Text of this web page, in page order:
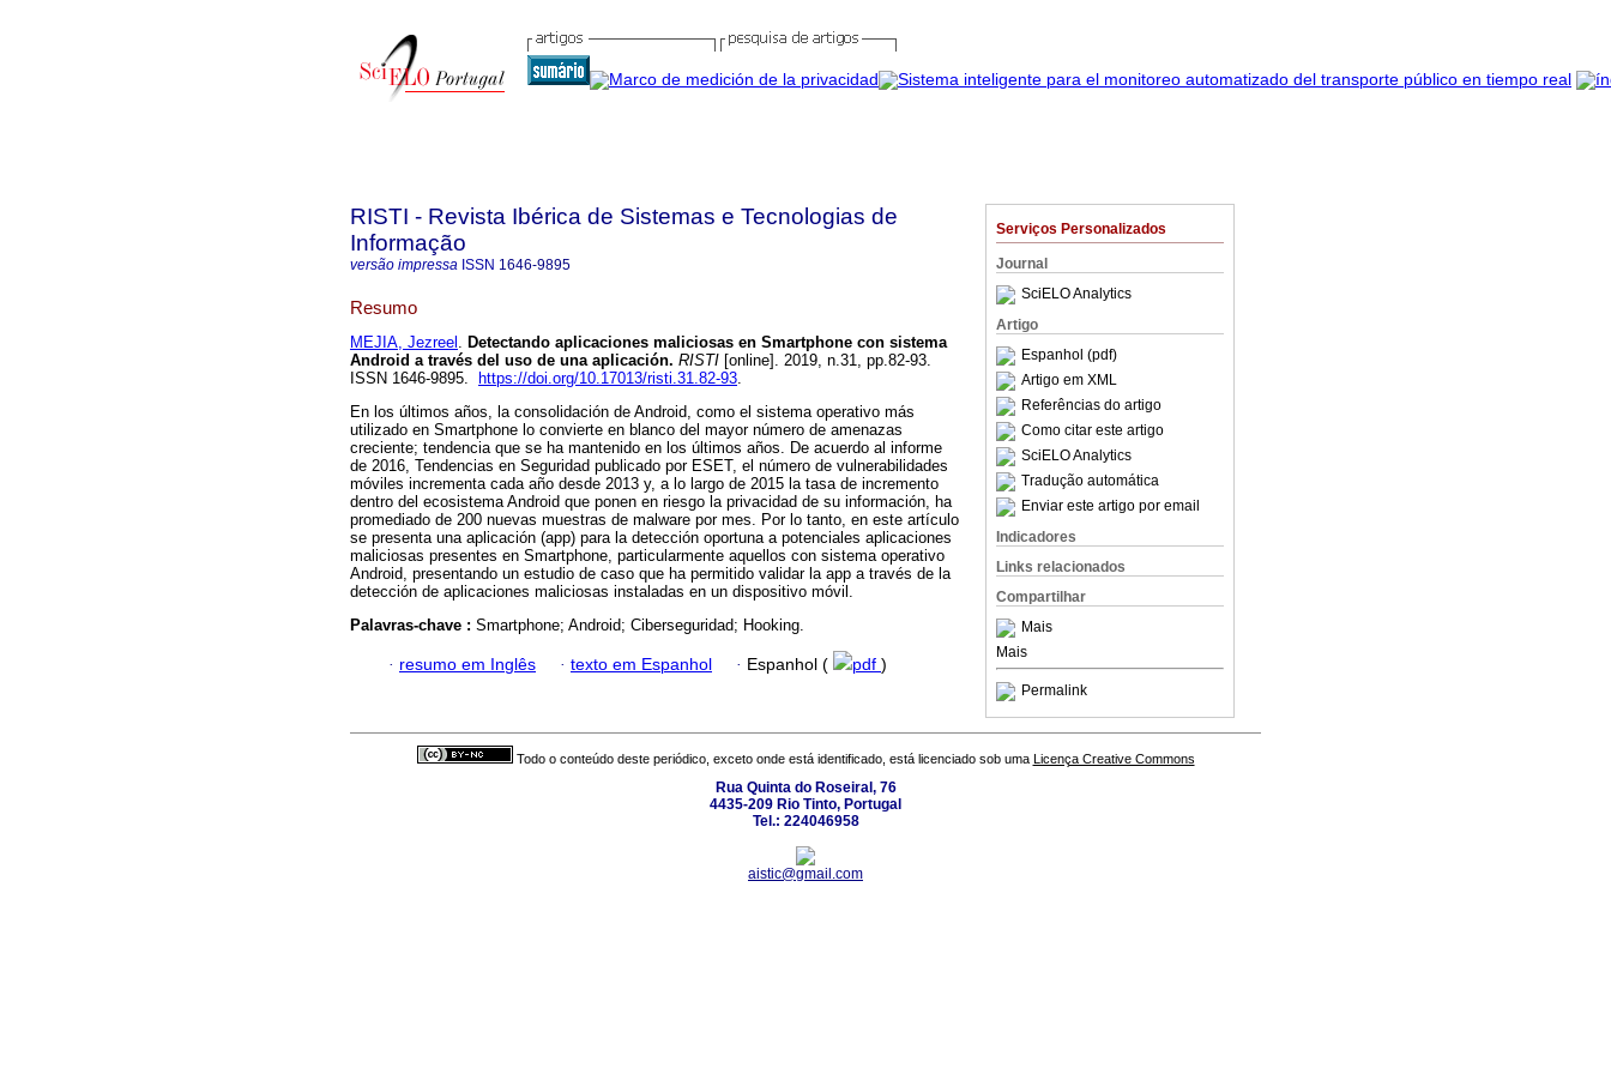
Serviços Personalizados
Journal
SciELO Analytics
Artigo
Espanhol (pdf)
Artigo em XML
Referências do artigo
Como citar este artigo
SciELO Analytics
Tradução automática
Enviar este artigo por email
Indicadores
Links relacionados
Compartilhar
Mais
Mais
Permalink
RISTI - Revista Ibérica de Sistemas e Tecnologias de
Informação
versão impressa ISSN 1646-9895
Resumo
MEJIA, Jezreel . Detectando aplicaciones maliciosas en Smartphone con sistema
Android a través del uso de una aplicación. RISTI [online]. 2019, n.31, pp.82-93.
ISSN 1646-9895.
https://doi.org/10.17013/risti.31.82-93.
En los últimos años, la consolidación de Android, como el sistema operativo más
utilizado en Smartphone lo convierte en blanco del mayor número de amenazas
creciente; tendencia que se ha mantenido en los últimos años. De acuerdo al informe
de 2016, Tendencias en Seguridad publicado por ESET, el número de vulnerabilidades
móviles incrementa cada año desde 2013 y, a lo largo de 2015 la tasa de incremento
dentro del ecosistema Android que ponen en riesgo la privacidad de su información, ha
promediado de 200 nuevas muestras de malware por mes. Por lo tanto, en este artículo
se presenta una aplicación (app) para la detección oportuna a potenciales aplicaciones
maliciosas presentes en Smartphone, particularmente aquellos con sistema operativo
Android, presentando un estudio de caso que ha permitido validar la app a través de la
detección de aplicaciones maliciosas instaladas en un dispositivo móvil.
Palavras-chave : Smartphone; Android; Ciberseguridad; Hooking.
· resumo em Inglês · texto em Espanhol · Espanhol ( pdf )
Todo o conteúdo deste periódico, exceto onde está identificado, está licenciado sob uma Licença Creative Commons
Rua Quinta do Roseiral, 76
4435-209 Rio Tinto, Portugal
Tel.: 224046958
aistic@gmail.com